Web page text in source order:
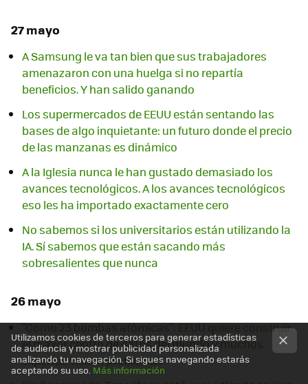
27 mayo
A Samsung le va tan bien que sus trabajadores
amenazaron con una huelga si no repartía
beneficios. Y han salido ganando
Los supermercados de EEUU están sentando las
bases de algo inquietante: un futuro donde el precio
de las manzanas es dinámico
A la Iglesia nunca le han gustado demasiado los
avances tecnológicos. A los avances tecnológicos
eso les ha importado exactamente cero
No sabemos si los universitarios están utilizando la
IA. Sí sabemos que están sacando más
sobresalientes que nunca
26 mayo
"Como 23 bombas atómicas": EEUU quiere construir
el mayor centro de datos del mundo y muchos
expertos temen problemas
Utilizamos cookies de terceros para generar estadísticas
de audiencia y mostrar publicidad personalizada
analizando tu navegación. Si sigues navegando estarás
aceptando su uso. Más información